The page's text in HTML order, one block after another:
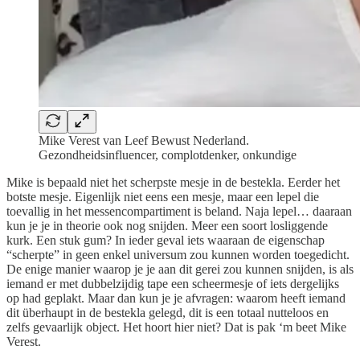
Mike Verest van Leef Bewust Nederland.
Gezondheidsinfluencer, complotdenker, onkundige
Mike is bepaald niet het scherpste mesje in de bestekla. Eerder het
botste mesje. Eigenlijk niet eens een mesje, maar een lepel die
toevallig in het messencompartiment is beland. Naja lepel… daaraan
kun je je in theorie ook nog snijden. Meer een soort losliggende
kurk. Een stuk gum? In ieder geval iets waaraan de eigenschap
“scherpte” in geen enkel universum zou kunnen worden toegedicht.
De enige manier waarop je je aan dit gerei zou kunnen snijden, is als
iemand er met dubbelzijdig tape een scheermesje of iets dergelijks
op had geplakt. Maar dan kun je je afvragen: waarom heeft iemand
dit überhaupt in de bestekla gelegd, dit is een totaal nutteloos en
zelfs gevaarlijk object. Het hoort hier niet? Dat is pak ‘m beet Mike
Verest.